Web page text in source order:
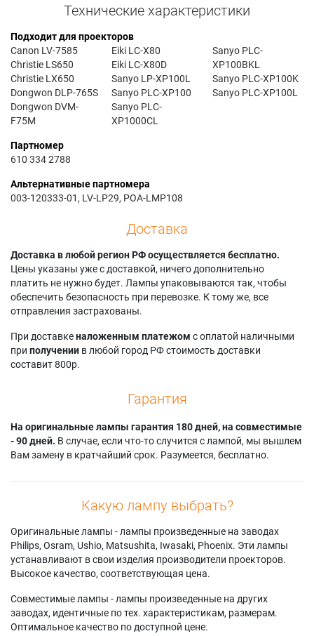
Технические характеристики
Подходит для проекторов
Canon LV-7585
Christie LS650
Christie LX650
Dongwon DLP-765S
Dongwon DVM-
F75M
Eiki LC-X80
Eiki LC-X80D
Sanyo LP-XP100L
Sanyo PLC-XP100
Sanyo PLC-
XP1000CL
Sanyo PLC-
XP100BKL
Sanyo PLC-XP100K
Sanyo PLC-XP100L
Партномер
610 334 2788
Альтернативные партномера
003-120333-01, LV-LP29, POA-LMP108
Доставка
Доставка в любой регион РФ осуществляется бесплатно.
Цены указаны уже с доставкой, ничего дополнительно
платить не нужно будет. Лампы упаковываются так, чтобы
обеспечить безопасность при перевозке. К тому же, все
отправления застрахованы.
При доставкеналоженным платежом с оплатой наличными
при получении в любой город РФ стоимость доставки
составит 800р.
Гарантия
На оригинальные лампы гарантия 180 дней, на совместимые
- 90 дней. В случае, если что-то случится с лампой, мы вышлем
Вам замену в кратчайший срок. Разумеется, бесплатно.
Какую лампу выбрать?
Оригинальные лампы - лампы произведенные на заводах
Philips, Osram, Ushio, Matsushita, Iwasaki, Phoenix. Эти лампы
устанавливают в свои изделия производители проекторов.
Высокое качество, соответствующая цена.
Совместимые лампы - лампы произведенные на других
заводах, идентичные по тех. характеристикам, размерам.
Оптимальное качество по доступной цене.